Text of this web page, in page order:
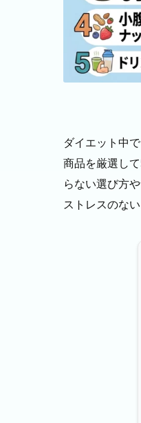
ダイエット中
商品を厳選し
らない選び方
ストレスのな